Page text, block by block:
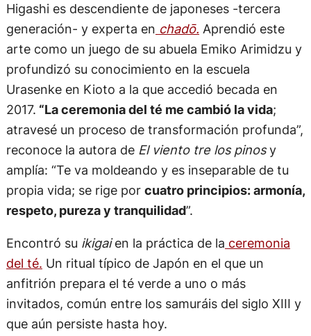
Higashi es descendiente de japoneses -tercera
generación- y experta en chadō. Aprendió este
arte como un juego de su abuela Emiko Arimidzu y
profundizó su conocimiento en la escuela
Urasenke en Kioto a la que accedió becada en
2017. “La ceremonia del té me cambió la vida;
atravesé un proceso de transformación profunda”,
reconoce la autora de El viento tre los pinosy
amplía: “Te va moldeando y es inseparable de tu
propia vida; se rige por cuatro principios: armonía,
respeto, pureza y tranquilidad”.
Encontró su ikigaien la práctica de la ceremonia
del té. Un ritual típico de Japón en el que un
anfitrión prepara el té verde a uno o más
invitados, común entre los samuráis del siglo XIII y
que aún persiste hasta hoy.